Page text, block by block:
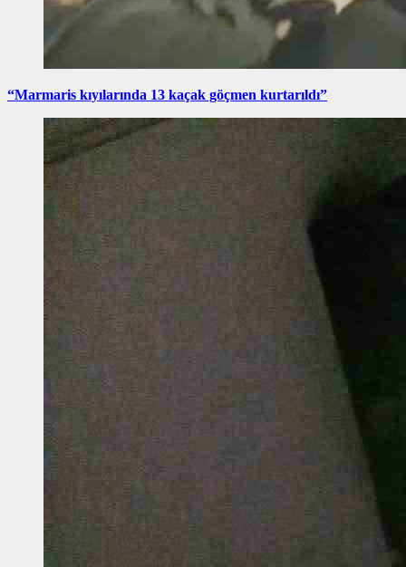
“Marmaris kıyılarında 13 kaçak göçmen kurtarıldı”